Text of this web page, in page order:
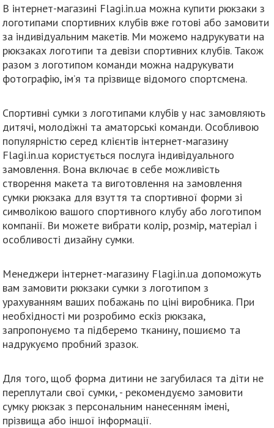
В інтернет-магазині Flagi.in.ua можна купити рюкзаки з
логотипами спортивних клубів вже готові або замовити
за індивідуальним макетів. Ми можемо надрукувати на
рюкзаках логотипи та девізи спортивних клубів. Також
разом з логотипом команди можна надрукувати
фотографію, ім’я та прізвище відомого спортсмена.
Спортивні сумки з логотипами клубів у нас замовляють
дитячі, молодіжні та аматорські команди. Особливою
популярністю серед клієнтів інтернет-магазину
Flagi.in.ua користується послуга індивідуального
замовлення. Вона включає в себе можливість
створення макета та виготовлення на замовлення
сумки рюкзака для взуття та спортивної форми зі
символікою вашого спортивного клубу або логотипом
компанії. Ви можете вибрати колір, розмір, матеріал і
особливості дизайну сумки.
Менеджери інтернет-магазину Flagi.in.ua допоможуть
вам замовити рюкзаки сумки з логотипом з
урахуванням ваших побажань по ціні виробника. При
необхідності ми розробимо ескіз рюкзака,
запропонуємо та підберемо тканину, пошиємо та
надрукуємо пробний зразок.
Для того, щоб форма дитини не загубилася та діти не
переплутали свої сумки, - рекомендуємо замовити
сумку рюкзак з персональним нанесенням імені,
прізвища або іншої інформації.